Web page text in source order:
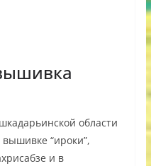
области
“ироки”,
и в